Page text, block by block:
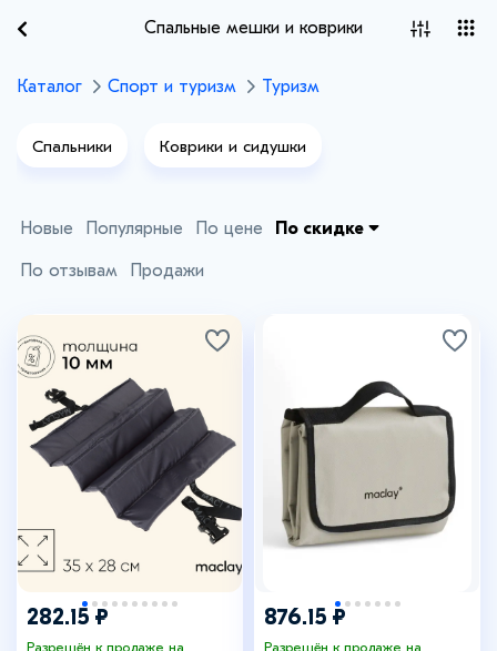
Спальные мешки и коврики
Каталог Спорт и туризм Туризм
Спальники Коврики и сидушки
Новые Популярные По цене По скидке
По отзывам Продажи
282.15 ₽
Разрешён к продаже на
876.15 ₽
Разрешён к продаже на